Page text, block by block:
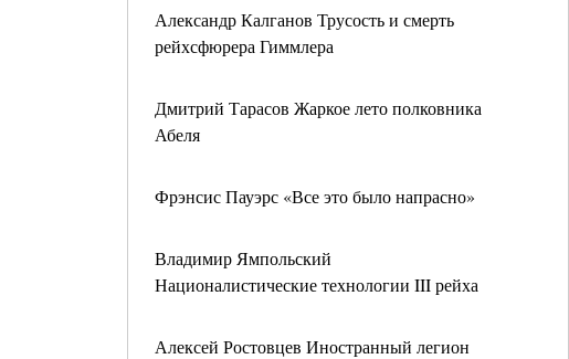
Александр Калганов Трусость и смерть
рейхсфюрера Гиммлера
Дмитрий Тарасов Жаркое лето полковника
Абеля
Фрэнсис Пауэрс «Все это было напрасно»
Владимир Ямпольский
Националистические технологии III рейха
Алексей Ростовцев Иностранный легион